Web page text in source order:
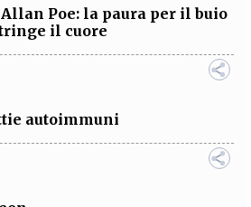
Poe: la paura per il buio
il cuore
autoimmuni